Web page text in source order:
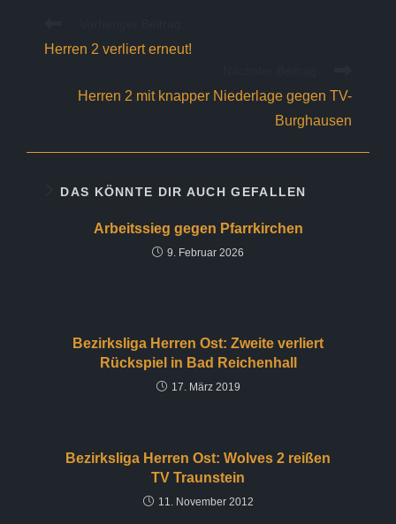
ansehen
Herren 2 verliert erneut!
Herren 2 mit knapper Niederlage gegen TV-
Burghausen
DAS KÖNNTE DIR AUCH GEFALLEN
Arbeitssieg gegen Pfarrkirchen
9. Februar 2026
Bezirksliga Herren Ost: Zweite verliert
Rückspiel in Bad Reichenhall
17. März 2019
Bezirksliga Herren Ost: Wolves 2 reißen
TV Traunstein
11. November 2012